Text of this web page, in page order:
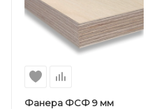
Фанера ФСФ 9 мм